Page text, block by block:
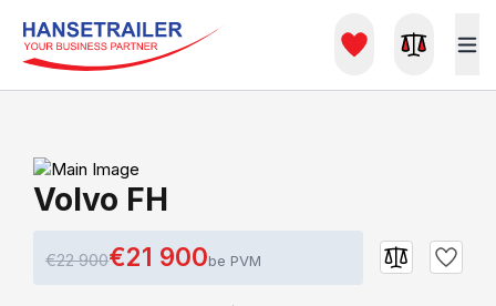
Volvo FH
€22 900€21 900be PVM